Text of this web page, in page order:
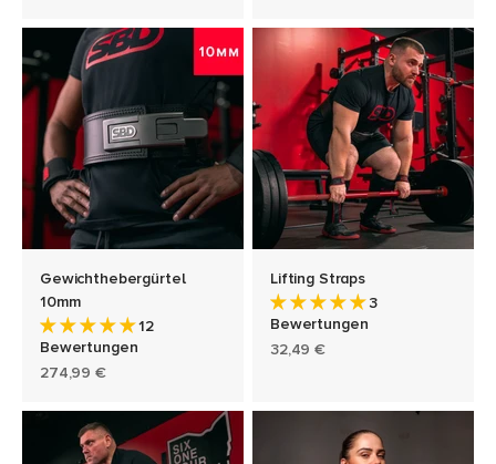
Gewichthebergürtel
10mm
12
Bewertungen
Angebot
274,99 €
Lifting Straps
3
Bewertungen
Angebot
32,49 €